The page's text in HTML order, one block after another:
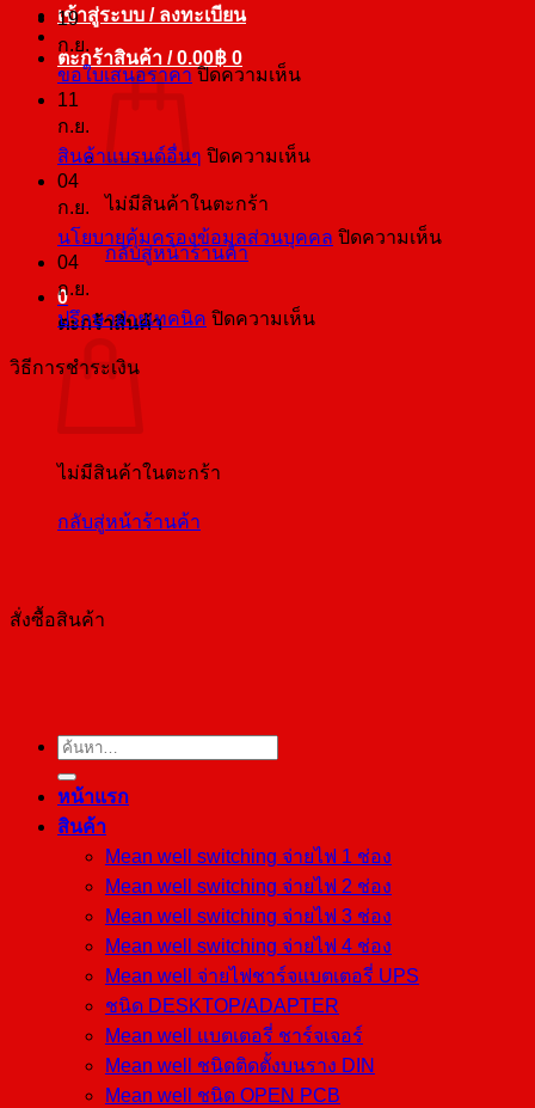
เข้าสู่ระบบ / ลงทะเบียน
ตะกร้าสินค้า /0.00฿ 0
ไม่มีสินค้าในตะกร้า
กลับสู่หน้าร้านค้า
0
ตะกร้าสินค้า
ไม่มีสินค้าในตะกร้า
กลับสู่หน้าร้านค้า
19
ก.ย.
ขอใบเสนอราคา ปิดความเห็นบน
เสนอ
11
ก.ย.
สินค้าแบรนด์อื่นๆ ปิดความเห็นบน
รนด์
04
ก.ย.
นโยบายคุ้มครองข้อมูลส่วนบุคคล ปิดความเห็นบน
04
ก.ย.
ปรึกษาฝ่ายเทคนิค ปิดความเห็นบน
วิธีการชำระเงิน
สั่งซื้อสินค้า
ค้นหา:
หน้าแรก
สินค้า
Mean well switching จ่ายไฟ 1 ช่อง
Mean well switching จ่ายไฟ 2 ช่อง
Mean well switching จ่ายไฟ 3 ช่อง
Mean well switching จ่ายไฟ 4 ช่อง
Mean well จ่ายไฟชาร์จแบตเตอรี่ UPS
ชนิด DESKTOP/ADAPTER
Mean well แบตเตอรี่ ชาร์จเจอร์
Mean well ชนิดติดตั้งบนราง DIN
Mean well ชนิด OPEN PCB